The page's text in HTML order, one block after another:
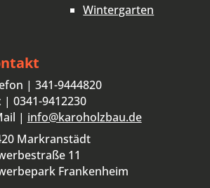
Wintergarten
| 341-9444820
| 0341-9412230
| info@karoholzbau.de
Markranstädt
11
Frankenheim